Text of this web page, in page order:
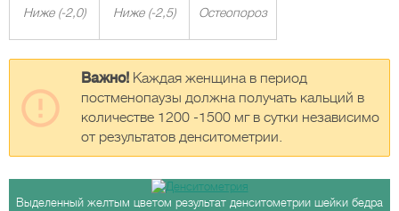
Ниже (-2,0) Ниже (-2,5) Остеопороз
Важно! Каждая женщина в период
постменопаузы должна получать кальций в
количестве 1200 -1500 мг в сутки независимо
от результатов денситометрии.
Выделенный желтым цветом результат денситометрии шейки бедра